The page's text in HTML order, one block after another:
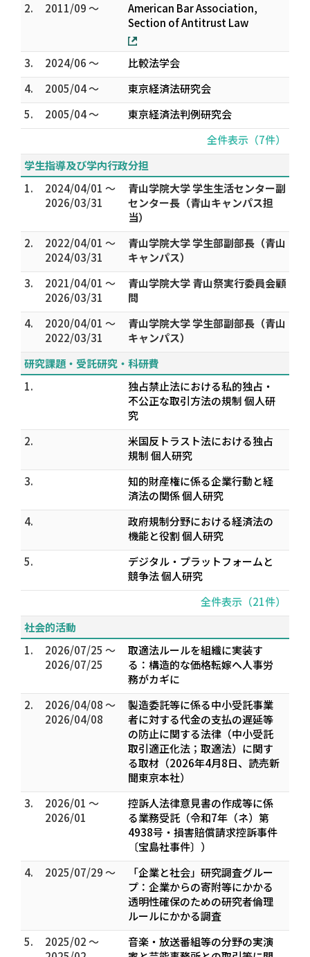
2.
2011/09 ～
American Bar Association,
Section of Antitrust Law
3. 2024/06 ～
比較法学会
4.
2005/04 ～
東京経済法研究会
5.
2005/04 ～
東京経済法判例研究会
全件表示（7件）
学生指導及び学内行政分担
1.
2024/04/01 ～
2026/03/31
青山学院大学 学生生活センター副
センター長（青山キャンパス担
当）
2.
2022/04/01 ～
2024/03/31
青山学院大学 学生部副部長（青山
キャンパス）
3.
2021/04/01 ～
2026/03/31
青山学院大学 青山祭実行委員会顧
問
4.
2020/04/01 ～
2022/03/31
青山学院大学 学生部副部長（青山
キャンパス）
研究課題・受託研究・科研費
1.
独占禁止法における私的独占・
不公正な取引方法の規制 個人研
究
2.
米国反トラスト法における独占
規制 個人研究
3.
知的財産権に係る企業行動と経
済法の関係 個人研究
4.
政府規制分野における経済法の
機能と役割 個人研究
5.
デジタル・プラットフォームと
競争法 個人研究
全件表示（21件）
社会的活動
1.
2026/07/25 ～
2026/07/25
取適法ルールを組織に実装す
る：構造的な価格転嫁へ人事労
務がカギに
2.
2026/04/08 ～
2026/04/08
製造委託等に係る中小受託事業
者に対する代金の支払の遅延等
の防止に関する法律（中小受託
取引適正化法；取適法）に関す
る取材（2026年4月8日、読売新
聞東京本社）
3.
2026/01 ～
2026/01
控訴人法律意見書の作成等に係
る業務受託（令和7年（ネ）第
4938号・損害賠償請求控訴事件
〔宝島社事件〕）
4.
2025/07/29 ～
「企業と社会」研究調査グルー
プ：企業からの寄附等にかかる
透明性確保のための研究者倫理
ルールにかかる調査
5.
2025/02 ～
音楽・放送番組等の分野の実演